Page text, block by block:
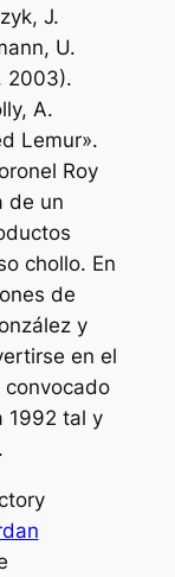
J.
U.
2003).
A.
Lemur».
Roy
de un
chollo. En
de
y
en el
convocado
1992 tal y